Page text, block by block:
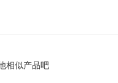
相似产品吧